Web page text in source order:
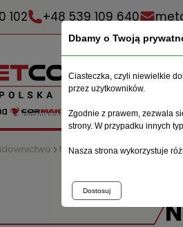
102 +48 539 109 640
Maszyny do prętów
Dbamy o Twoją
Ciasteczka, czyli niewielkie
przez użytkowników.
Zgodnie z prawem, zezwala
strony. W przypadku innych
Nasza strona wykorzystuje
Dostosuj